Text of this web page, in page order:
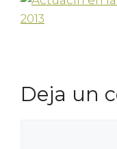
Deja un